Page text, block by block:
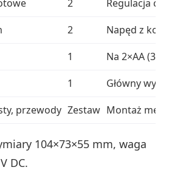
2
Regulacja
2
Napęd z
1
Na 2×AA (3 V
1
Główny
przewody Zestaw Montaż
104×73×55 mm, waga
DC.